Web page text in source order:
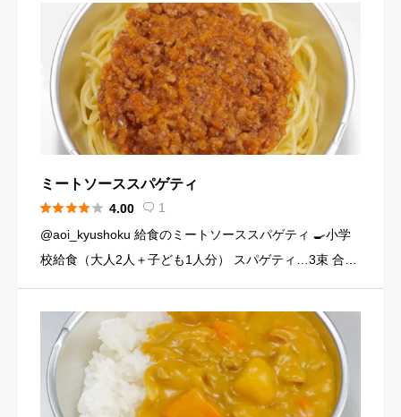
ミートソーススパゲティ
 4.00  1
@aoi_kyushoku 給食のミートソーススパゲティ 🍳小学
校給食（大人2人＋子ども1人分） スパゲティ…3束 合い
（120g） にんにくチューブ…少々（1 […]